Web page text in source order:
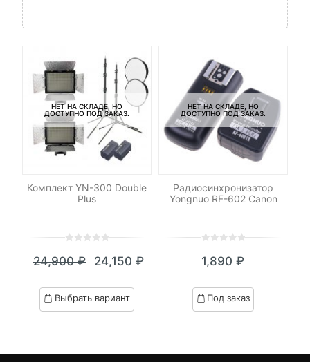
НЕТ НА СКЛАДЕ, НО
ДОСТУПНО ПОД ЗАКАЗ.
Комплект YN-300 Double
Plus
out
based
on
24,900₽
Первоначальная
цена
составляла
24,150 ₽
Текущая
цена:
24,150 ₽.
Выбрать вариант
НЕТ НА СКЛАДЕ, НО
ДОСТУПНО ПОД ЗАКАЗ.
Радиосинхронизатор
Yongnuo RF-602 Canon
out
based
on
1,890 ₽
Под заказ